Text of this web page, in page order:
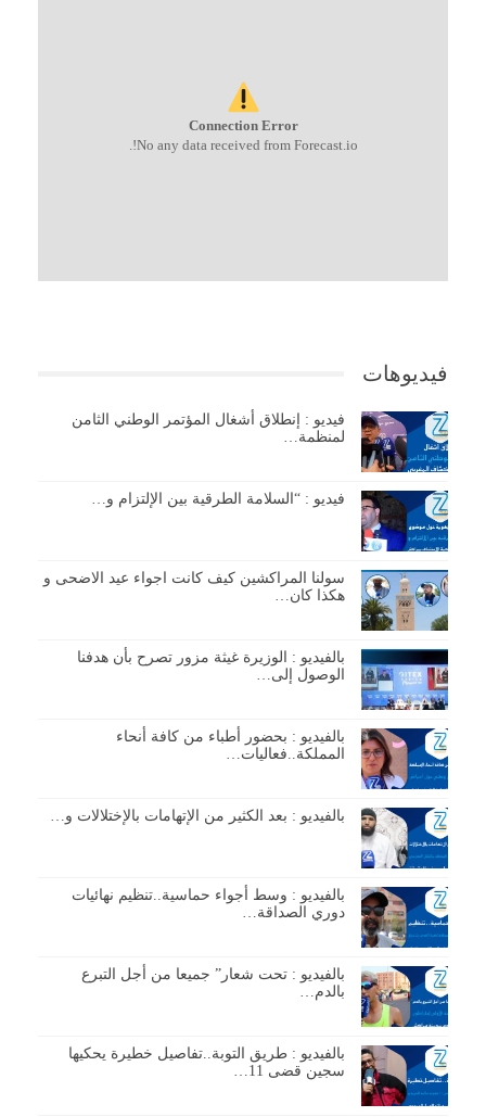
Connection Error
No any data received from Forecast.io!.
فيديوهات
فيديو : إنطلاق أشغال المؤتمر الوطني الثامن
لمنظمة…
فيديو : “السلامة الطرقية بين الإلتزام و…
سولنا المراكشين كيف كانت اجواء عيد الاضحى و
هكذا كان…
بالفيديو : الوزيرة غيثة مزور تصرح بأن هدفنا
الوصول إلى…
بالفيديو : بحضور أطباء من كافة أنحاء
المملكة..فعاليات…
بالفيديو : بعد الكثير من الإتهامات بالإختلالات و…
بالفيديو : وسط أجواء حماسية..تنظيم نهائيات
دوري الصداقة…
بالفيديو : تحت شعار” جميعا من أجل التبرع
بالدم…
بالفيديو : طريق التوبة..تفاصيل خطيرة يحكيها
سجين قضى 11…